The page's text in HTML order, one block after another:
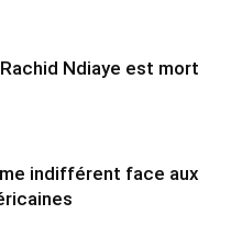
Ndiaye est mort
indifférent face aux